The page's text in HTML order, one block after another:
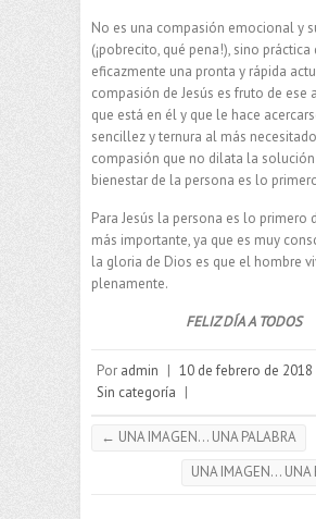
No es una compasión emocional y
(¡pobrecito, qué pena!), sino práctica
eficazmente una pronta y rápida
compasión de Jesús es fruto de ese
que está en él y que le hace
sencillez y ternura al más
compasión que no dilata la
bienestar de la persona es lo
Para Jesús la persona es lo primero
más importante, ya que es muy
la gloria de Dios es que el hombre
plenamente.
FELIZ DÍA A TODOS
Por admin | 10 de febrero de 2018
Sin categoría |
← UNA IMAGEN… UNA PALABRA
UNA IMAGEN… UNA